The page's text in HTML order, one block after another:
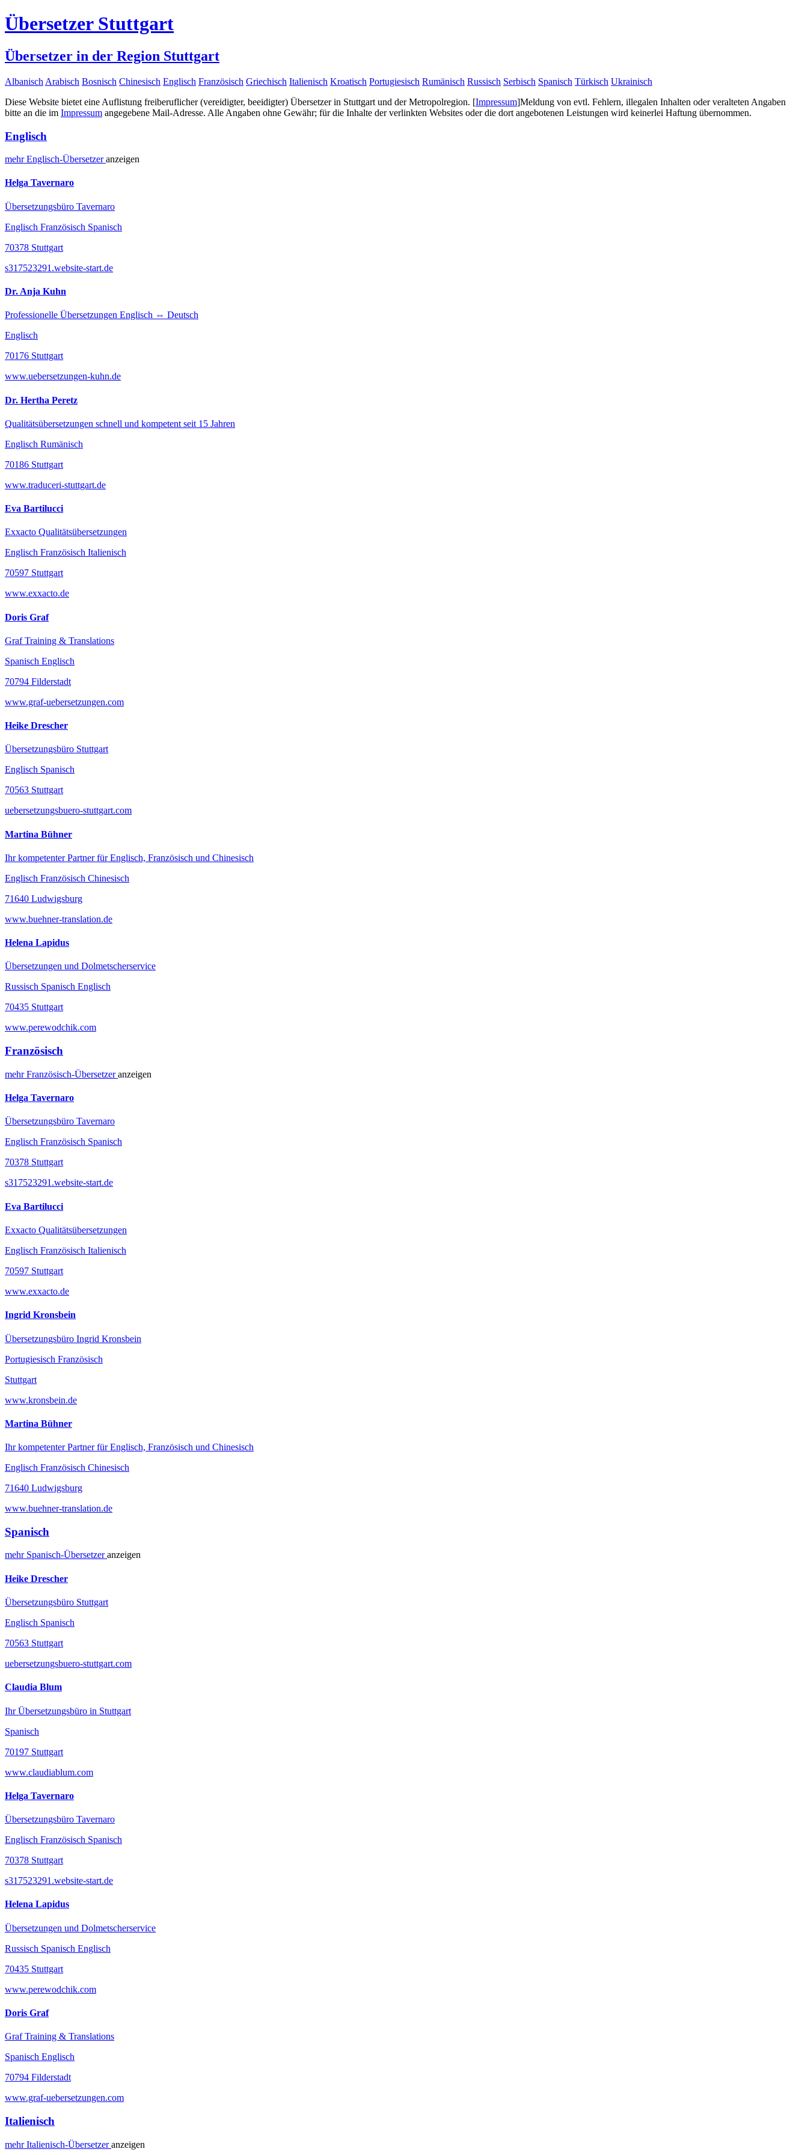
Übersetzer Stuttgart
Übersetzer in der Region Stuttgart
Albanisch Arabisch Bosnisch Chinesisch Englisch Französisch Griechisch Italienisch Kroatisch Portugiesisch Rumänisch Russisch Serbisch Spanisch Türkisch Ukrainisch
Diese Website bietet eine Auflistung freiberuflicher (vereidigter, beeidigter) Übersetzer in Stuttgart und der Metropolregion. [Impressum]Meldung von evtl. Fehlern, illegalen Inhalten oder veralteten Angaben
bitte an die im Impressum angegebene Mail-Adresse. Alle Angaben ohne Gewähr; für die Inhalte der verlinkten Websites oder die dort angebotenen Leistungen wird keinerlei Haftung übernommen.
Englisch
mehrEnglisch-Übersetzeranzeigen
Helga Tavernaro
Übersetzungsbüro Tavernaro
Englisch Französisch Spanisch
70378 Stuttgart
s317523291.website-start.de
Dr. Anja Kuhn
Professionelle Übersetzungen Englisch ⇔ Deutsch
Englisch
70176 Stuttgart
www.uebersetzungen-kuhn.de
Dr. Hertha Peretz
Qualitätsübersetzungen schnell und kompetent seit 15 Jahren
Englisch Rumänisch
70186 Stuttgart
www.traduceri-stuttgart.de
Eva Bartilucci
Exxacto Qualitätsübersetzungen
Englisch Französisch Italienisch
70597 Stuttgart
www.exxacto.de
Doris Graf
Graf Training & Translations
Spanisch Englisch
70794 Filderstadt
www.graf-uebersetzungen.com
Heike Drescher
Übersetzungsbüro Stuttgart
Englisch Spanisch
70563 Stuttgart
uebersetzungsbuero-stuttgart.com
Martina Bühner
Ihr kompetenter Partner für Englisch, Französisch und Chinesisch
Englisch Französisch Chinesisch
71640 Ludwigsburg
www.buehner-translation.de
Helena Lapidus
Übersetzungen und Dolmetscherservice
Russisch Spanisch Englisch
70435 Stuttgart
www.perewodchik.com
Französisch
mehrFranzösisch-Übersetzeranzeigen
Helga Tavernaro
Übersetzungsbüro Tavernaro
Englisch Französisch Spanisch
70378 Stuttgart
s317523291.website-start.de
Eva Bartilucci
Exxacto Qualitätsübersetzungen
Englisch Französisch Italienisch
70597 Stuttgart
www.exxacto.de
Ingrid Kronsbein
Übersetzungsbüro Ingrid Kronsbein
Portugiesisch Französisch
Stuttgart
www.kronsbein.de
Martina Bühner
Ihr kompetenter Partner für Englisch, Französisch und Chinesisch
Englisch Französisch Chinesisch
71640 Ludwigsburg
www.buehner-translation.de
Spanisch
mehr Spanisch-Übersetzeranzeigen
Heike Drescher
Übersetzungsbüro Stuttgart
Englisch Spanisch
70563 Stuttgart
uebersetzungsbuero-stuttgart.com
Claudia Blum
Ihr Übersetzungsbüro in Stuttgart
Spanisch
70197 Stuttgart
www.claudiablum.com
Helga Tavernaro
Übersetzungsbüro Tavernaro
Englisch Französisch Spanisch
70378 Stuttgart
s317523291.website-start.de
Helena Lapidus
Übersetzungen und Dolmetscherservice
Russisch Spanisch Englisch
70435 Stuttgart
www.perewodchik.com
Doris Graf
Graf Training & Translations
Spanisch Englisch
70794 Filderstadt
www.graf-uebersetzungen.com
Italienisch
mehrItalienisch-Übersetzeranzeigen